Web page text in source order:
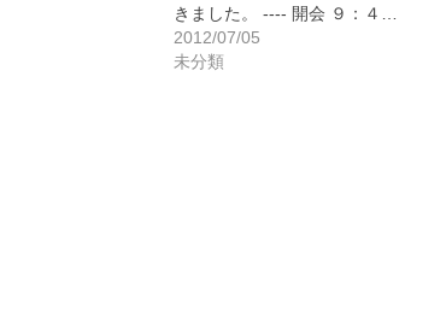
きました。 ---- 開会 ９：４…
2012/07/05
未分類